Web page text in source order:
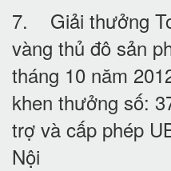
7. Giải thưởng
vàng thủ đô sản
tháng 10 năm
khen thưởng số:
trợ và cấp phép
Nội